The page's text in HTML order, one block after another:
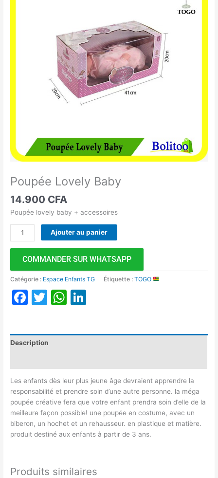
Poupée Lovely Baby
14.900 CFA
Poupée lovely baby + accessoires
Ajouter au panier
COMMANDER SUR WHATSAPP
Catégorie : Espace Enfants TG Étiquette :TOGO
Facebook
TwitterWhatsApp
Description
Les enfants dès leur plus jeune âge devraient apprendre la
responsabilité et prendre soin d’une autre personne. la méga
poupée créative fera que votre enfant prendra soin d’elle de la
meilleure façon possible! une poupée en costume, avec un
biberon, un hochet et un rehausseur. en plastique et matière.
produit destiné aux enfants à partir de 3 ans.
Produits similaires